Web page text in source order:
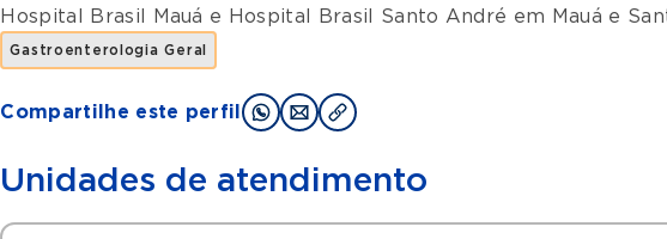
Hospital Brasil Mauá e Hospital Brasil Santo André em Mauá e
Gastroenterologia Geral
Compartilhe este perfil
Unidades de atendimento